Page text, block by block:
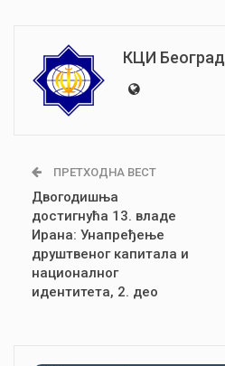
КЦИ Београд
ПРЕТХОДНА ВЕСТ
Двогодишња
достигнућа 13. владе
Ирана: Унапређење
друштвеног капитала и
националног
идентитета, 2. део